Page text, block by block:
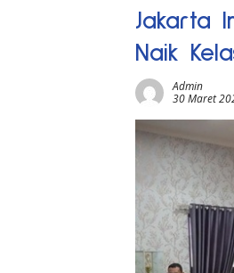
Jakarta
Naik
Admin
30 Maret